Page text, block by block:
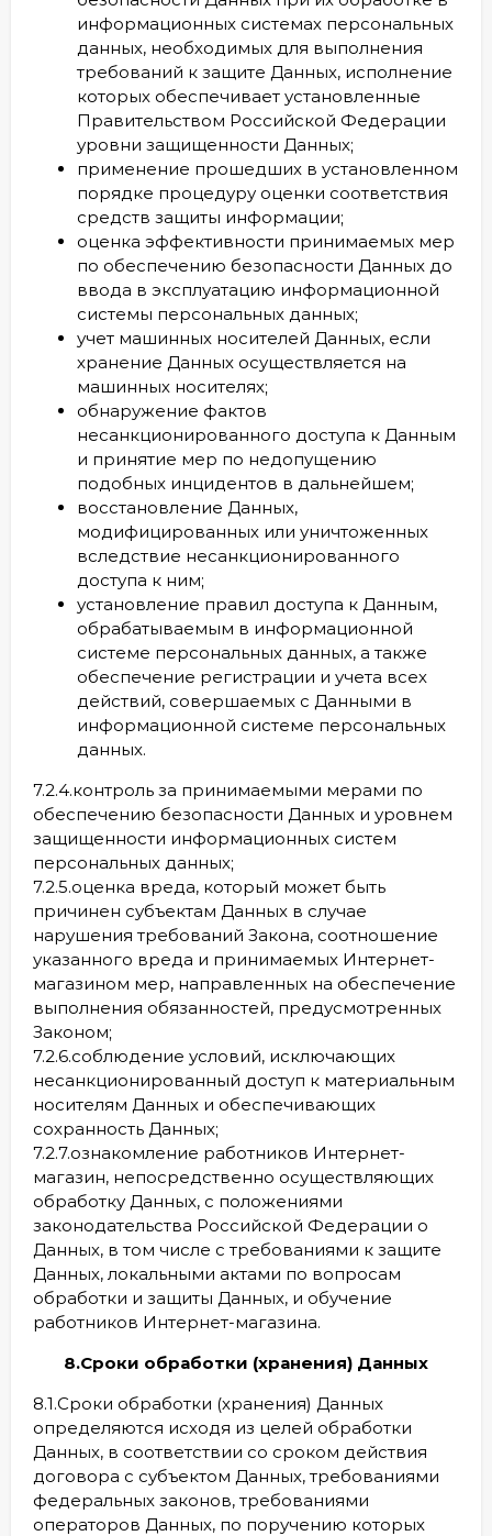
информационных системах персональных
данных, необходимых для выполнения
требований к защите Данных, исполнение
которых обеспечивает установленные
Правительством Российской Федерации
уровни защищенности Данных;
применение прошедших в установленном
порядке процедуру оценки соответствия
средств защиты информации;
оценка эффективности принимаемых мер
по обеспечению безопасности Данных до
ввода в эксплуатацию информационной
системы персональных данных;
учет машинных носителей Данных, если
хранение Данных осуществляется на
машинных носителях;
обнаружение фактов
несанкционированного доступа к Данным
и принятие мер по недопущению
подобных инцидентов в дальнейшем;
восстановление Данных,
модифицированных или уничтоженных
вследствие несанкционированного
доступа к ним;
установление правил доступа к Данным,
обрабатываемым в информационной
системе персональных данных, а также
обеспечение регистрации и учета всех
действий, совершаемых с Данными в
информационной системе персональных
данных.
7.2.4.контроль за принимаемыми мерами по
обеспечению безопасности Данных и уровнем
защищенности информационных систем
персональных данных;
7.2.5.оценка вреда, который может быть
причинен субъектам Данных в случае
нарушения требований Закона, соотношение
указанного вреда и принимаемых Интернет-
магазином мер, направленных на обеспечение
выполнения обязанностей, предусмотренных
Законом;
7.2.6.соблюдение условий, исключающих
несанкционированный доступ к материальным
носителям Данных и обеспечивающих
сохранность Данных;
7.2.7.ознакомление работников Интернет-
магазин, непосредственно осуществляющих
обработку Данных, с положениями
законодательства Российской Федерации о
Данных, в том числе с требованиями к защите
Данных, локальными актами по вопросам
обработки и защиты Данных, и обучение
работников Интернет-магазина.
8.Сроки обработки (хранения) Данных
8.1.Сроки обработки (хранения) Данных
определяются исходя из целей обработки
Данных, в соответствии со сроком действия
договора с субъектом Данных, требованиями
федеральных законов, требованиями
операторов Данных, по поручению которых